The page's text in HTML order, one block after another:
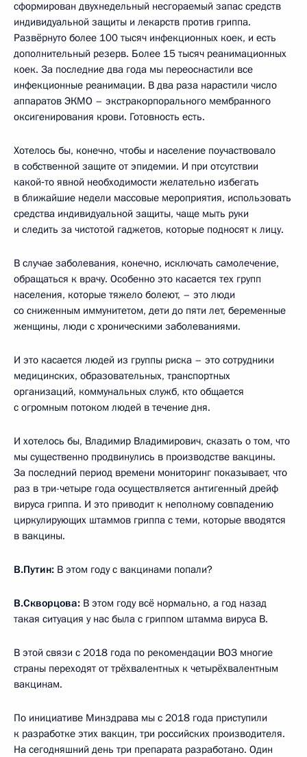
сформирован двухнедельный несгораемый запас средств
индивидуальной защиты и лекарств против гриппа.
Развёрнуто более 100 тысяч инфекционных коек, и есть
дополнительный резерв. Более 15 тысяч реанимационных
коек. За последние два года мы переоснастили все
инфекционные реанимации. В два раза нарастили число
аппаратов ЭКМО – экстракорпорального мембранного
оксигенирования крови. Готовность есть.
Хотелось бы, конечно, чтобы и население поучаствовало
в собственной защите от эпидемии. И при отсутствии
какой‑то явной необходимости желательно избегать
в ближайшие недели массовые мероприятия, использовать
средства индивидуальной защиты, чаще мыть руки
и следить за чистотой гаджетов, которые подносят к лицу.
В случае заболевания, конечно, исключать самолечение,
обращаться к врачу. Особенно это касается тех групп
населения, которые тяжело болеют, – это люди
со сниженным иммунитетом, дети до пяти лет, беременные
женщины, люди с хроническими заболеваниями.
И это касается людей из группы риска – это сотрудники
медицинских, образовательных, транспортных
организаций, коммунальных служб, кто общается
с огромным потоком людей в течение дня.
И хотелось бы, Владимир Владимирович, сказать о том, что
мы существенно продвинулись в производстве вакцины.
За последний период времени мониторинг показывает, что
раз в три-четыре года осуществляется антигенный дрейф
вируса гриппа. И это приводит к неполному совпадению
циркулирующих штаммов гриппа с теми, которые вводятся
в вакцины.
В.Путин: В этом году с вакцинами попали?
В.Скворцова: В этом году всё нормально, а год назад
такая ситуация у нас была с гриппом штамма вируса В.
В этой связи с 2018 года по рекомендации ВОЗ многие
страны переходят от трёхвалентных к четырёхвалентным
вакцинам.
По инициативе Минздрава мы с 2018 года приступили
к разработке этих вакцин, три российских производителя.
На сегодняшний день три препарата разработано. Один